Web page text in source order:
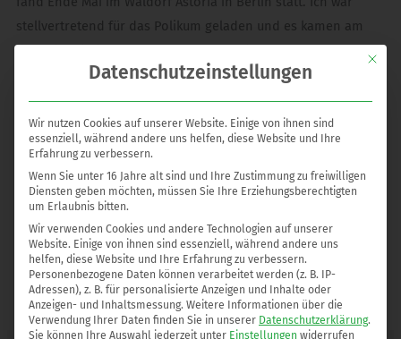
stellvertretend für das Polikum geladen und es kamen am
dem Abend über 32.000 Euro an Spenden zusammen.
Prominenz aus Politik, Wirtschaft und Berliner Gesellschaft
waren geladen. Es war insgesamt ein sehr aufgeklärter,
fröhlicher Abend an dem viele Spendengelder flossen. Alles
sehr schön in Bildern zu sehen unterwww.mh-stiftung.de
Ich freue mich schon auf die noch folgenden
spendenreichen Abende zugunsten dieser Bundesstiftung!
Mit
Datenschutzeinstellungen
Wir nutzen Cookies auf unserer Website. Einige von ihnen sind
essenziell, während andere uns helfen, diese Website und Ihre
Erfahrung zu verbessern.
Wenn Sie unter 16 Jahre alt sind und Ihre Zustimmung zu freiwilligen
Diensten geben möchten, müssen Sie Ihre Erziehungsberechtigten
um Erlaubnis bitten.
Wir verwenden Cookies und andere Technologien auf unserer
Website. Einige von ihnen sind essenziell, während andere uns
helfen, diese Website und Ihre Erfahrung zu verbessern.
Personenbezogene Daten können verarbeitet werden (z. B. IP-
Adressen), z. B. für personalisierte Anzeigen und Inhalte oder
Anzeigen- und Inhaltsmessung. Weitere Informationen über die
Verwendung Ihrer Daten finden Sie in unserer Datenschutzerklärung.
Sie können Ihre Auswahl jederzeit unter Einstellungen widerrufen